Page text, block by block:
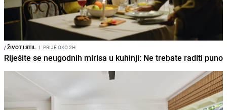
/ŽIVOT I STIL I PRIJE OKO 2H
Riješite se neugodnih mirisa u kuhinji: Ne trebate raditi puno